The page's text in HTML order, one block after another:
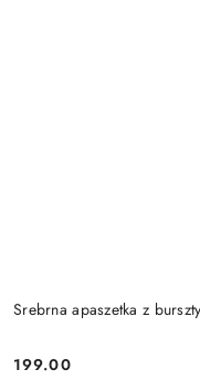
Srebrna apaszetka z
199.00